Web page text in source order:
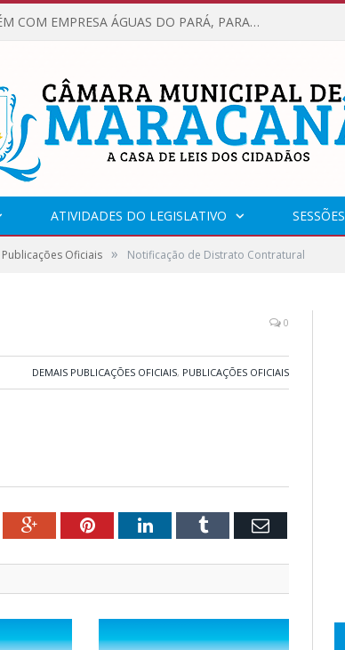
VEREADORES SE REUNÉM COM EMPRESA ÁGUAS DO PARÁ, PARA APRESENTAR REIVINDICAÇÕES E MELHORIAS NA QUALIDADE DOS SERVIÇOS OFERECIDOS Á POPULAÇÃO.
ATIVIDADES DO LEGISLATIVO SESSÕES
Oficiais » Notificação de Distrato Contratural
0
DEMAIS PUBLICAÇÕES OFICIAIS, PUBLICAÇÕES OFICIAIS
Google+PinterestLinkedInTumblr Email